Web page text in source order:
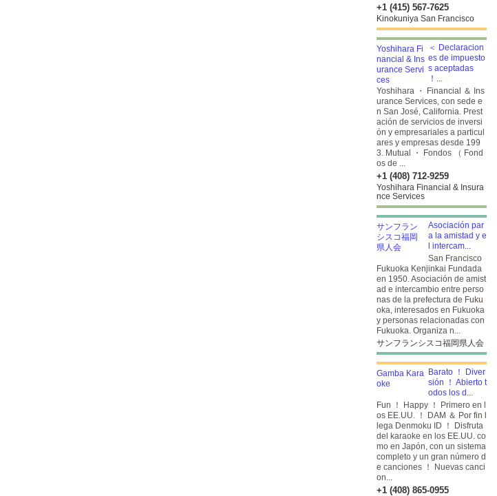
+1 (415) 567-7625
Kinokuniya San Francisco
＜ Declaracion
es de impuesto
s aceptadas
！...
Yoshihara ・ Financial ＆ Ins
urance Services, con sede e
n San José, California. Prest
ación de servicios de inversi
ón y empresariales a particul
ares y empresas desde 199
3. Mutual ・ Fondos （ Fond
os de ...
+1 (408) 712-9259
Yoshihara Financial & Insura
nce Services
Asociación par
a la amistad y e
l intercam...
San Francisco
Fukuoka Kenjinkai Fundada
en 1950. Asociación de amist
ad e intercambio entre perso
nas de la prefectura de Fuku
oka, interesados en Fukuoka
y personas relacionadas con
Fukuoka. Organiza n...
サンフランシスコ福岡県人会
Barato ！ Diver
sión ！ Abierto t
odos los d...
Fun ！ Happy ！ Primero en l
os EE.UU. ！ DAM ＆ Por fin l
lega Denmoku ID ！
Disfruta
del karaoke en los EE.UU. co
mo en Japón, con un sistema
completo y un gran número d
e canciones ！ Nuevas canci
on...
+1 (408) 865-0955